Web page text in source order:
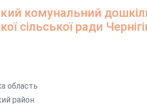
комунальний
сільської ради
область
район